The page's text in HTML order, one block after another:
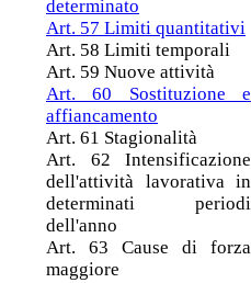
determinato
Art. 57 Limiti quantitativi
Art. 58 Limiti temporali
Art. 59 Nuove attività
Art. 60 Sostituzione e
affiancamento
Art. 61 Stagionalità
Art. 62 Intensificazione
dell'attività lavorativa in
determinati periodi
dell'anno
Art. 63 Cause di forza
maggiore